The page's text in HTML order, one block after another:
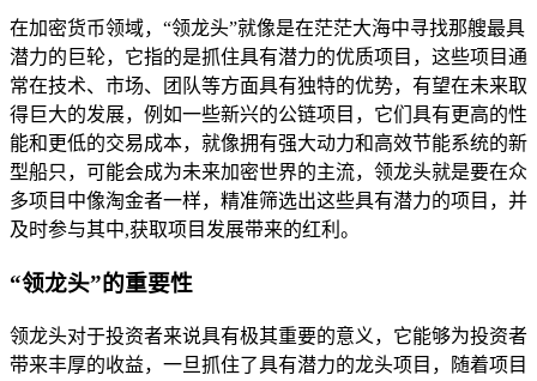
在加密货币领域，“领龙头”就像是在茫茫大海中寻找那艘最具
潜力的巨轮，它指的是抓住具有潜力的优质项目，这些项目通
常在技术、市场、团队等方面具有独特的优势，有望在未来取
得巨大的发展，例如一些新兴的公链项目，它们具有更高的性
能和更低的交易成本，就像拥有强大动力和高效节能系统的新
型船只，可能会成为未来加密世界的主流，领龙头就是要在众
多项目中像淘金者一样，精准筛选出这些具有潜力的项目，并
及时参与其中,获取项目发展带来的红利。
“领龙头”的重要性
领龙头对于投资者来说具有极其重要的意义，它能够为投资者
带来丰厚的收益，一旦抓住了具有潜力的龙头项目，随着项目